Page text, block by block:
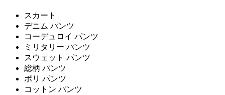
スカート
デニム パンツ
コーデュロイ パンツ
ミリタリー パンツ
スウェット パンツ
総柄 パンツ
ポリ パンツ
コットン パンツ